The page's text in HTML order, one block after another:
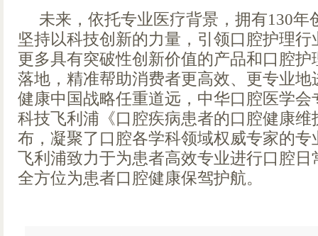
未来，依托专业医疗背景，拥有130年
坚持以科技创新的力量，引领口腔护理
更多具有突破性创新价值的产品和口腔
落地，精准帮助消费者更高效、更专业
健康中国战略任重道远，中华口腔医学
科技飞利浦《口腔疾病患者的口腔健康维
布，凝聚了口腔各学科领域权威专家的
飞利浦致力于为患者高效专业进行口腔
全方位为患者口腔健康保驾护航。